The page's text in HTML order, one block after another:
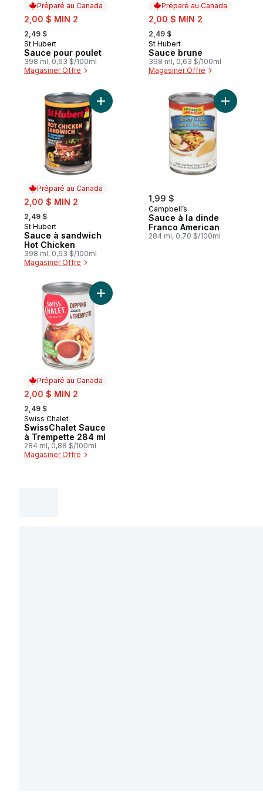
Préparé au Canada
sale:
2,00 $ MIN 2
, formerly:
2,49 $
Préparé au Canada
St Hubert
Sauce pour poulet
398 ml, 0,63 $/100ml
Magasiner Offre
Préparé au Canada
sale:
2,00 $ MIN 2
, formerly:
2,49 $
Préparé au Canada
St Hubert
Sauce brune
398 ml, 0,63 $/100ml
Magasiner Offre
Préparé au Canada
sale:
2,00 $ MIN 2
, formerly:
2,49 $
Préparé au Canada
St Hubert
Sauce à sandwich
Hot Chicken
398 ml, 0,63 $/100ml
Magasiner Offre
Ajouter Sauce à sandwich Hot Chicken
1,99 $
Campbell’s
Sauce à la dinde
Franco American
284 ml, 0,70 $/100ml
Ajouter
Préparé au Canada
sale:
2,00 $ MIN 2
, formerly:
2,49 $
Préparé au Canada
Swiss Chalet
SwissChalet Sauce
à Trempette 284 ml
284 ml, 0,88 $/100ml
Magasiner Offre
Ajouter SwissChalet Sauce à Trempette